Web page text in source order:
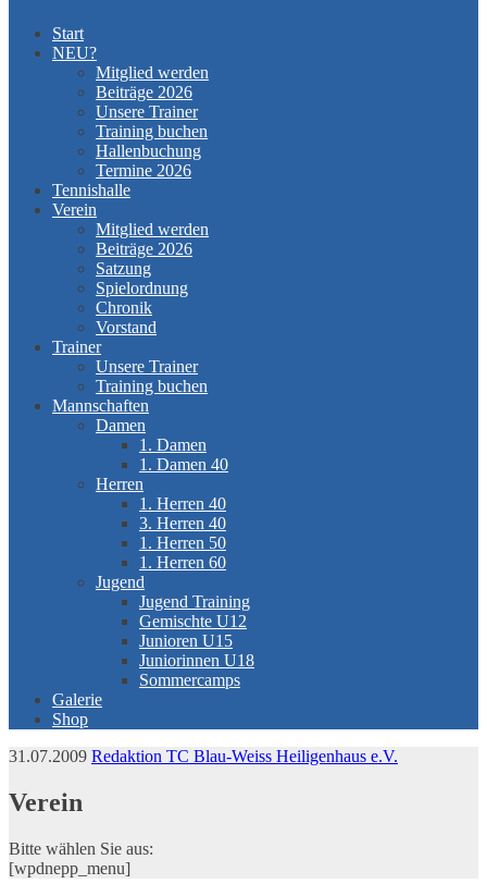
Start
NEU?
Mitglied werden
Beiträge 2026
Unsere Trainer
Training buchen
Hallenbuchung
Termine 2026
Tennishalle
Verein
Mitglied werden
Beiträge 2026
Satzung
Spielordnung
Chronik
Vorstand
Trainer
Unsere Trainer
Training buchen
Mannschaften
Damen
1. Damen
1. Damen 40
Herren
1. Herren 40
3. Herren 40
1. Herren 50
1. Herren 60
Jugend
Jugend Training
Gemischte U12
Junioren U15
Juniorinnen U18
Sommercamps
Galerie
Shop
31.07.2009 Redaktion TC Blau-Weiss Heiligenhaus e.V.
Verein
Bitte wählen Sie aus:
[wpdnepp_menu]